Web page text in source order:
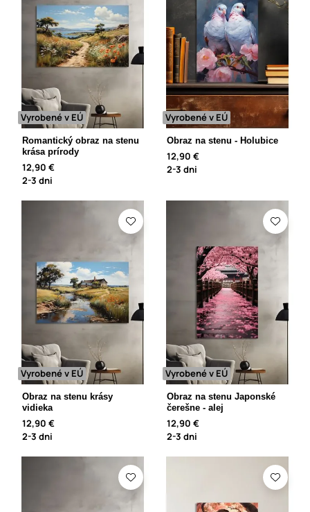
Vyrobené v EÚ
Romantický obraz na stenu
krása prírody
12,90 €
2-3 dni
Vyrobené v EÚ
Obraz na stenu - Holubice
12,90 €
2-3 dni
Vyrobené v EÚ
Obraz na stenu krásy
vidieka
12,90 €
2-3 dni
Vyrobené v EÚ
Obraz na stenu Japonské
čerešne - alej
12,90 €
2-3 dni